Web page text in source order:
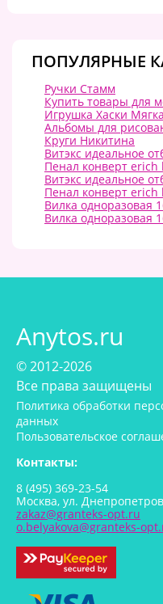
ПОПУЛЯРНЫЕ
Ручки Стамм
Купить товары для
Игрушка Хаски
Альбомы для
Круги Никитина
Витэкс идеальное
Пенал конверт
Витэкс идеальное
Пенал конверт
Вилка одноразовая
Вилка одноразовая
Anytos.ru
© 2012-2026
Все права защищены
Политика обработки
данных
Пользовательское
Контакты:
8 (495) 369-23-54
Москва, ул.
zakaz@granteks-opt.ru
o.belyakova@granteks-